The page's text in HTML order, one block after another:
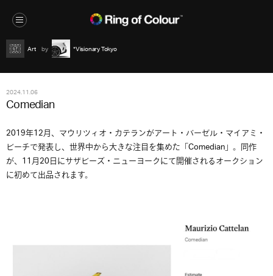
Art *Visionary Tokyo
2024.11.06
Comedian
2019年12月、マウリツィオ・カテランがアート・バーゼル・マイアミ・
ビーチで発表し、世界中から大きな注目を集めた「Comedian」。同作
が、11月20日にサザビーズ・ニューヨークにて開催されるオークション
に初めて出品されます。